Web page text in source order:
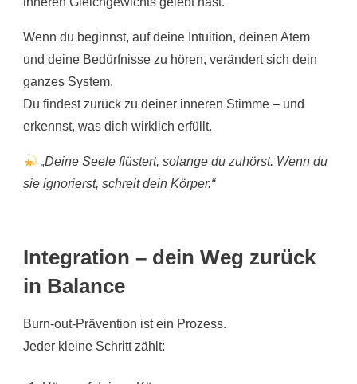
Wenn du beginnst, auf deine Intuition, deinen Atem
und deine Bedürfnisse zu hören, verändert sich dein
ganzes System.
Du findest zurück zu deiner inneren Stimme – und
erkennst, was dich wirklich erfüllt.
„Deine Seele flüstert, solange du zuhörst. Wenn du
sie ignorierst, schreit dein Körper.“
Integration – dein Weg zurück
in Balance
Burn-out-Prävention ist ein Prozess.
Jeder kleine Schritt zählt: